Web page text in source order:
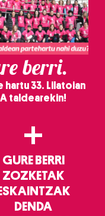
berri.
hartu 33. Lilatoian
taldearekin!
+
GURE BERRI
ZOZKETAK
ESKAINTZAK
DENDA